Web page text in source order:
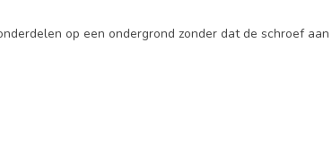
op een ondergrond zonder dat de schroef aan